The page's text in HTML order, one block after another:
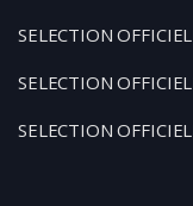
SELECTION
SELECTION
SELECTION